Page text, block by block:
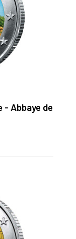
- Abbaye de